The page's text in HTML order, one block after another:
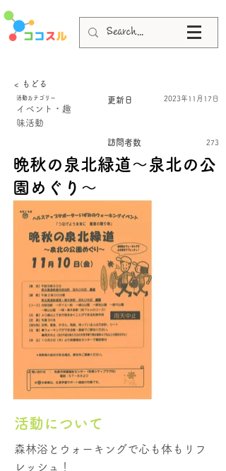
< もどる
活動カテゴリー
イベント・趣
味活動
更新日 2023年11月17日
訪問者数 273
晩秋の泉北緑道～泉北の公
園めぐり～
活動について
森林浴とウォーキングで心も体もリフ
レッシュ！